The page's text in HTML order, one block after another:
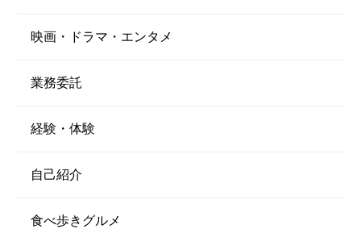
映画・ドラマ・エンタメ
業務委託
経験・体験
自己紹介
食べ歩きグルメ